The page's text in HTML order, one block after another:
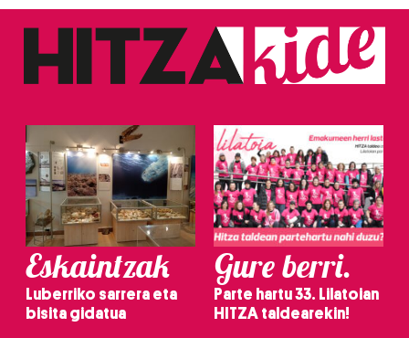
erabiltzeko baimen esplizitua ematen diguzu.Gehiago
irakurri
Eskaintzak
Luberriko sarrera eta
bisita gidatua
Gure berri.
Parte hartu 33. Lilatoian
HITZA taldearekin!